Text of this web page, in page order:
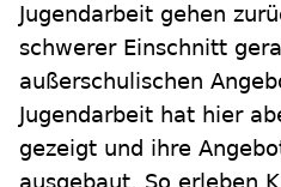
Jugendarbeit gehen
schwerer Einschnitt
außerschulischen
Jugendarbeit hat hier
gezeigt und ihre
ausgebaut. So erleben